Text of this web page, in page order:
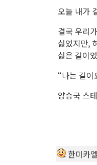
오늘 내가
결국 우리
싫었지만,
싫은 길이
“나는 길
양승국 스
한미카